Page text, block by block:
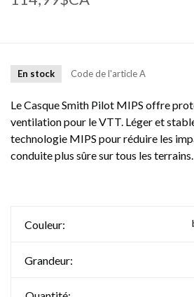
En stock Code de l'articleA
Le Casque Smith Pilot MIPS offre
ventilation pour le VTT. Léger et
technologie MIPS pour réduire les
conduite plus sûre sur tous les terrains.
Couleur:
Grandeur: